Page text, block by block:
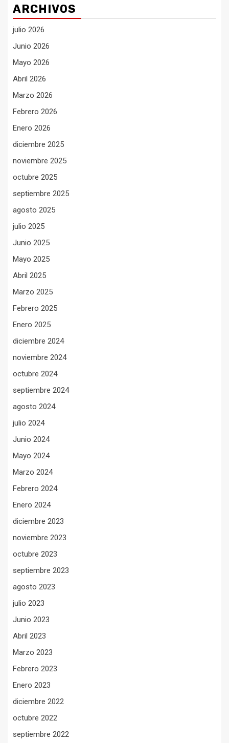
ARCHIVOS
julio 2026
Junio 2026
Mayo 2026
Abril 2026
Marzo 2026
Febrero 2026
Enero 2026
diciembre 2025
noviembre 2025
octubre 2025
septiembre 2025
agosto 2025
julio 2025
Junio 2025
Mayo 2025
Abril 2025
Marzo 2025
Febrero 2025
Enero 2025
diciembre 2024
noviembre 2024
octubre 2024
septiembre 2024
agosto 2024
julio 2024
Junio 2024
Mayo 2024
Marzo 2024
Febrero 2024
Enero 2024
diciembre 2023
noviembre 2023
octubre 2023
septiembre 2023
agosto 2023
julio 2023
Junio 2023
Abril 2023
Marzo 2023
Febrero 2023
Enero 2023
diciembre 2022
octubre 2022
septiembre 2022